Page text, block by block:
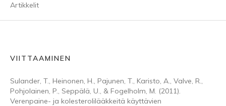
Artikkelit
VIITTAAMINEN
Sulander, T., Heinonen, H., Pajunen, T., Karisto, A., Valve, R.,
Pohjolainen, P., Seppälä, U., & Fogelholm, M. (2011).
Verenpaine- ja kolesterolilääkkeitä käyttävien